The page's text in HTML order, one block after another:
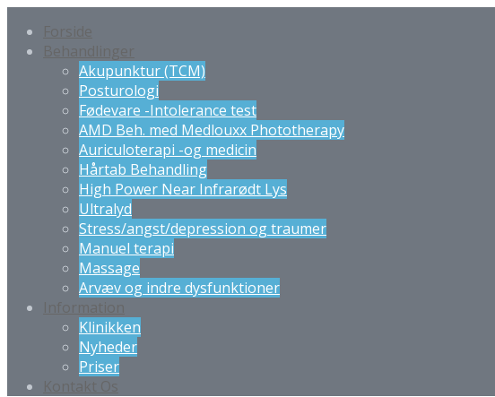
Forside
Behandlinger
Akupunktur (TCM)
Posturologi
Fødevare -Intolerance test
AMD Beh. med Medlouxx Phototherapy
Auriculoterapi -og medicin
Hårtab Behandling
High Power Near Infrarødt Lys
Ultralyd
Stress/angst/depression og traumer
Manuel terapi
Massage
Arvæv og indre dysfunktioner
Information
Klinikken
Nyheder
Priser
Kontakt Os